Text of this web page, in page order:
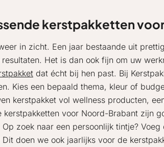
kerstpakketten
in zicht. Een jaar bestaande uit
Het is dan ook fijn om uw
dat écht bij hen past. Bij
Kies een bepaald thema, kleur of
kerstpakket vol wellness producten,
kerstpakketten voor Noord-Brabant zijn
zoek naar een persoonlijk tintje?
doen we ook jaarlijks voor de